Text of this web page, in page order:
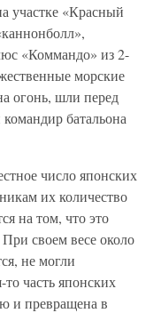
участке «Красный
«Коммандо» из 2-
морские
огонь, шли перед
батальона
число японских
их количество
на том, что это
своем весе около
не могли
часть японских
и превращена в